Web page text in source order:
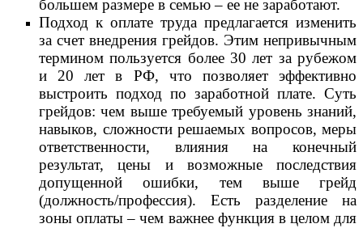
большем размере в семью – ее не заработают.
Подход к оплате труда предлагается изменить
за счет внедрения грейдов. Этим непривычным
термином пользуется более 30 лет за рубежом
и 20 лет в РФ, что позволяет эффективно
выстроить подход по заработной плате. Суть
грейдов: чем выше требуемый уровень знаний,
навыков, сложности решаемых вопросов, меры
ответственности, влияния на конечный
результат, цены и возможные последствия
допущенной ошибки, тем выше грейд
(должность/профессия). Есть разделение на
зоны оплаты – чем важнее функция в целом для